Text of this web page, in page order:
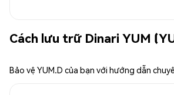
Cách lưu trữ Dinari YUM
Bảo vệ YUM.D của bạn với hướng dẫn